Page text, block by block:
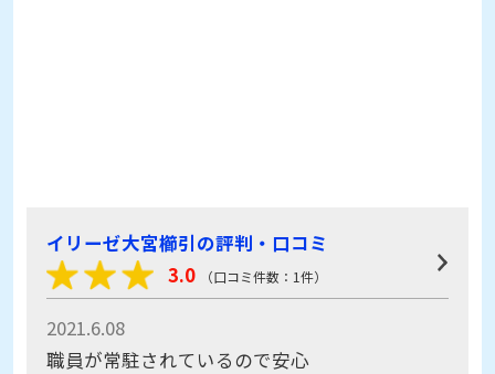
イリーゼ大宮櫛引の評判・口コミ
3.0
（口コミ件数：1件）
2021.6.08
職員が常駐されているので安心